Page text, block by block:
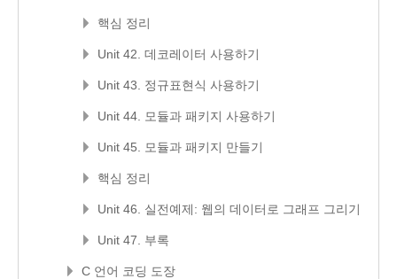
핵심 정리
Unit 42. 데코레이터 사용하기
Unit 43. 정규표현식 사용하기
Unit 44. 모듈과 패키지 사용하기
Unit 45. 모듈과 패키지 만들기
핵심 정리
Unit 46. 실전예제: 웹의 데이터로 그래프 그리기
Unit 47. 부록
C 언어 코딩 도장